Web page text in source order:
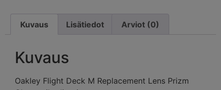
Kuvaus Lisätiedot Arviot (0)
Kuvaus
Oakley Flight Deck M Replacement Lens Prizm